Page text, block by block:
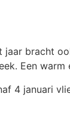
bracht
Een
4 januari